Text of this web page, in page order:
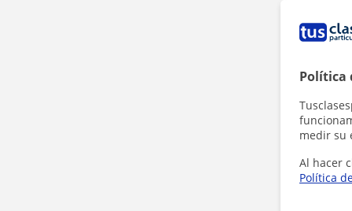
Política
medir su
Al hacer
Política